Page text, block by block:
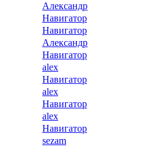
Александр
Навигатор
Навигатор
Александр
Навигатор
alex
Навигатор
alex
Навигатор
alex
Навигатор
sezam